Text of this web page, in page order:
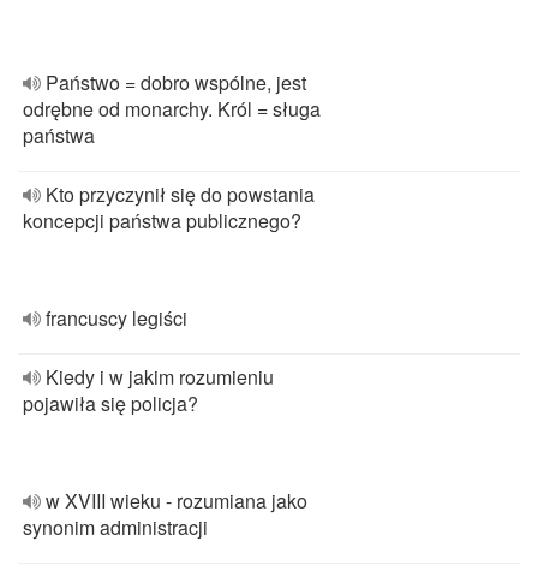
Państwo = dobro wspólne, jest
odrębne od monarchy. Król = sługa
państwa
Kto przyczynił się do powstania
koncepcji państwa publicznego?
francuscy legiści
Kiedy i w jakim rozumieniu
pojawiła się policja?
w XVIII wieku - rozumiana jako
synonim administracji